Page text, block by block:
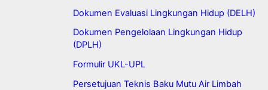
Dokumen Evaluasi Lingkungan Hidup (DELH)
Dokumen Pengelolaan Lingkungan Hidup
(DPLH)
Formulir UKL-UPL
Persetujuan Teknis Baku Mutu Air Limbah